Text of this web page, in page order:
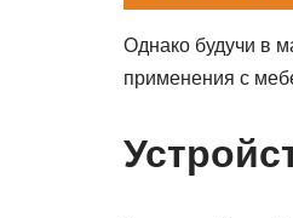
Однако будучи в
применения с